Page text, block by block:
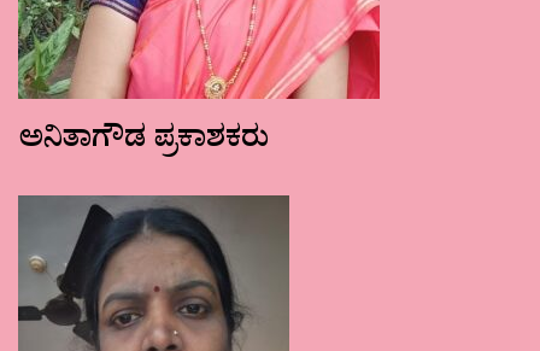
ಅನಿತಾಗೌಡ ಪ್ರಕಾಶಕರು